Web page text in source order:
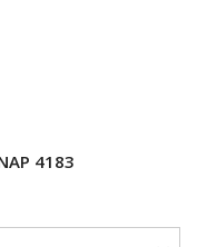
4183